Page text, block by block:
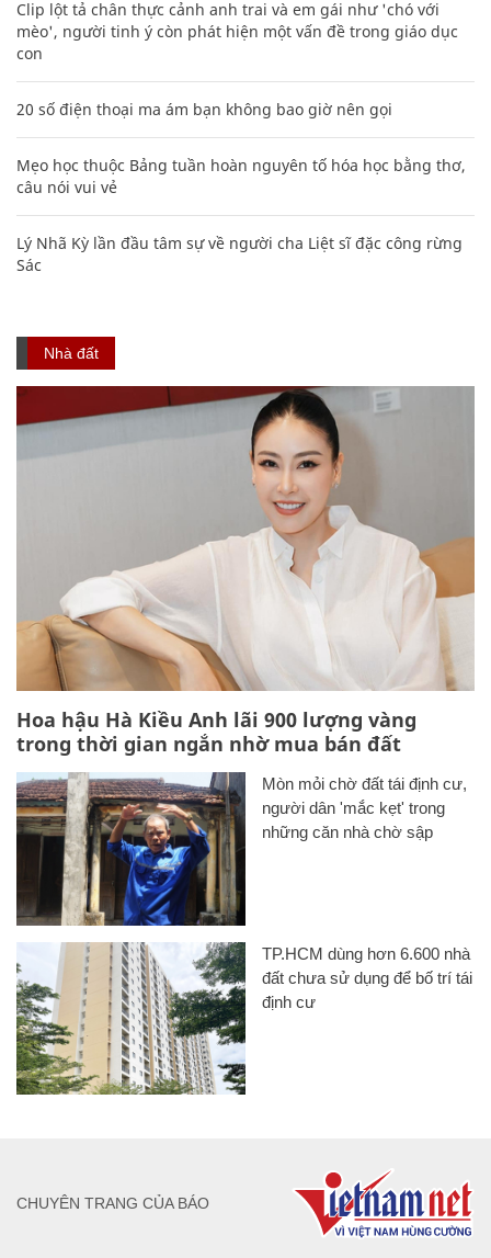
Clip lột tả chân thực cảnh anh trai và em gái như 'chó với
mèo', người tinh ý còn phát hiện một vấn đề trong giáo dục
con
20 số điện thoại ma ám bạn không bao giờ nên gọi
Mẹo học thuộc Bảng tuần hoàn nguyên tố hóa học bằng thơ,
câu nói vui vẻ
Lý Nhã Kỳ lần đầu tâm sự về người cha Liệt sĩ đặc công rừng
Sác
Nhà đất
Hoa hậu Hà Kiều Anh lãi 900 lượng vàng
trong thời gian ngắn nhờ mua bán đất
Mòn mỏi chờ đất tái định cư,
người dân 'mắc kẹt' trong
những căn nhà chờ sập
TP.HCM dùng hơn 6.600 nhà
đất chưa sử dụng để bố trí tái
định cư
CHUYÊN TRANG CỦA BÁO